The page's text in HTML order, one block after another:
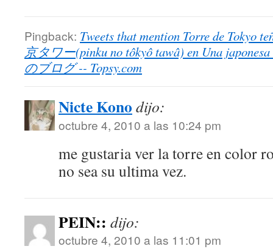
Pingback: Tweets that mention Torre de Tokyo
京タワー(pinku no tôkyô tawâ) en Una
のブログ -- Topsy.com
Nicte Kono dijo:
octubre 4, 2010 a las 10:24 pm
me gustaria ver la torre en color
no sea su ultima vez.
PEIN:: dijo:
octubre 4, 2010 a las 11:01 pm